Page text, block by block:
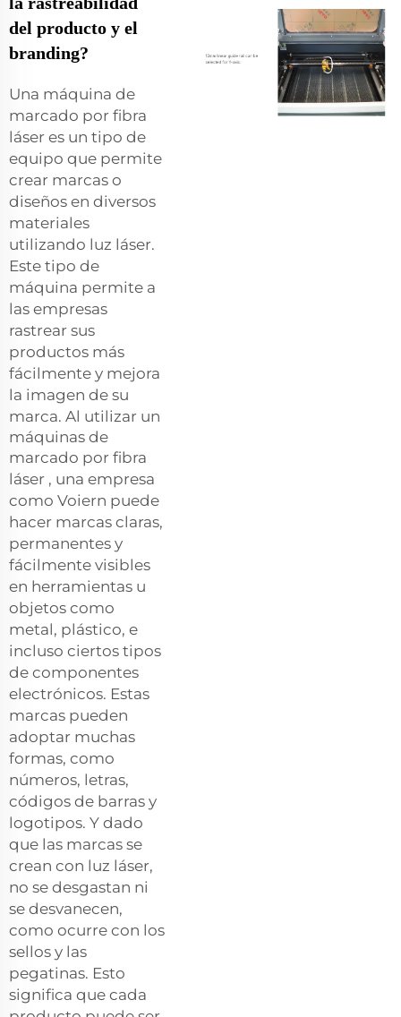
del producto y el
branding?
Una máquina de
marcado por fibra
láser es un tipo de
equipo que permite
crear marcas o
diseños en diversos
materiales
utilizando luz láser.
Este tipo de
máquina permite a
las empresas
rastrear sus
productos más
fácilmente y mejora
la imagen de su
marca. Al utilizar un
máquinas de
marcado por fibra
láser , una empresa
como Voiern puede
hacer marcas claras,
permanentes y
fácilmente visibles
en herramientas u
objetos como
metal, plástico, e
incluso ciertos tipos
de componentes
electrónicos. Estas
marcas pueden
adoptar muchas
formas, como
números, letras,
códigos de barras y
logotipos. Y dado
que las marcas se
crean con luz láser,
no se desgastan ni
se desvanecen,
como ocurre con los
sellos y las
pegatinas. Esto
significa que cada